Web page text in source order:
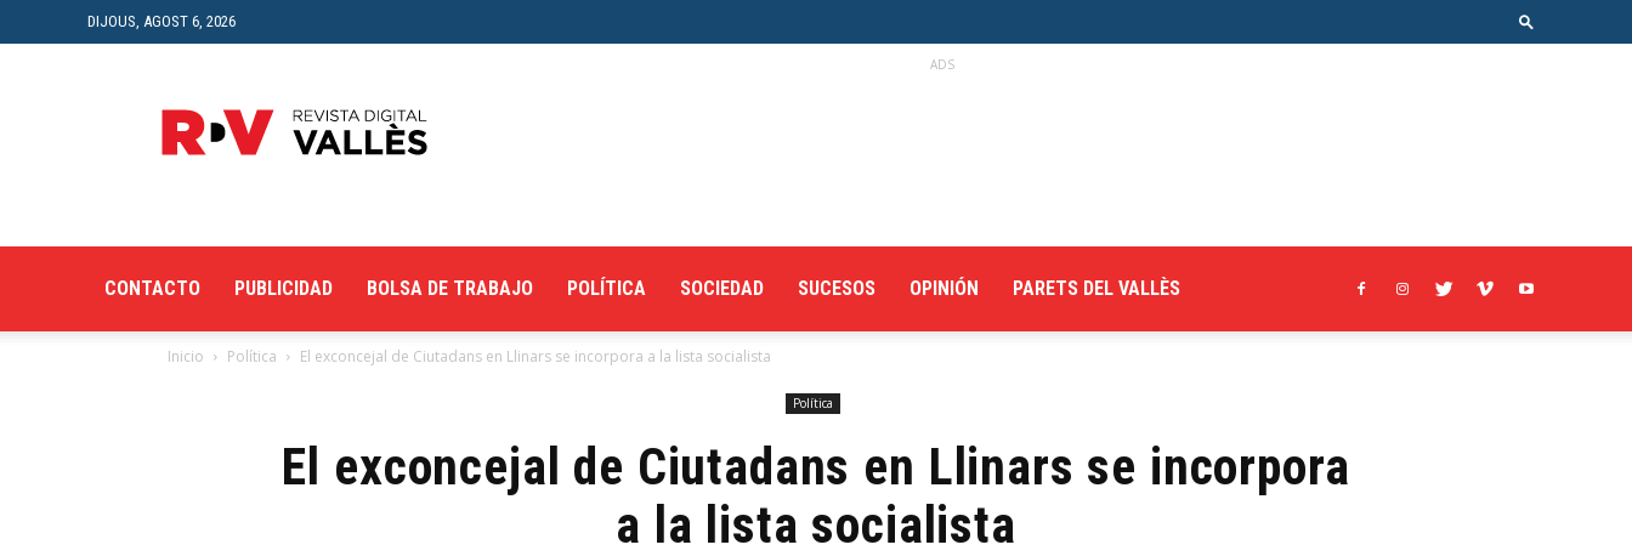
DIJOUS, AGOST 6, 2026
Digital
del
ADS
CONTACTO PUBLICIDAD BOLSA DE TRABAJO POLÍTICA SOCIEDAD SUCESOS OPINIÓN PARETS DEL VALLÈS
Inicio Política El exconcejal de Ciutadans en Llinars se incorpora a la lista socialista
Política
El exconcejal de Ciutadans en Llinars se incorpora
a la lista socialista